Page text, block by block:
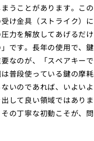
うことがあります。この
け金具（ストライク）に
力を解放してあげるだけ
です。長年の使用で、鍵
なのが、「スペアキーで
普段使っている鍵の摩耗
いのであれば、いよいよ
して良い領域ではありま
の丁寧な初動こそが、問